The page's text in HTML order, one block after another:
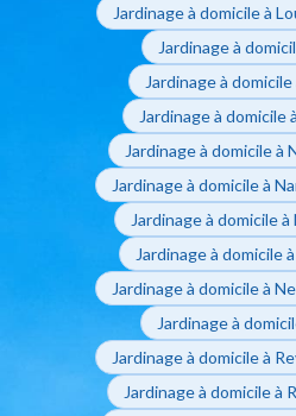
Jardinage à domicile à
Jardinage à
Jardinage à
Jardinage à
Jardinage à domicile à
Jardinage à domicile à
Jardinage à domicile
Jardinage à domicile
Jardinage à domicile à
Jardinage à
Jardinage à domicile à
Jardinage à domicile à